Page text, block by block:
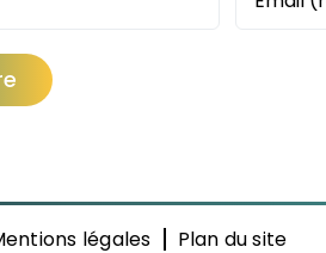
légales Plan du site